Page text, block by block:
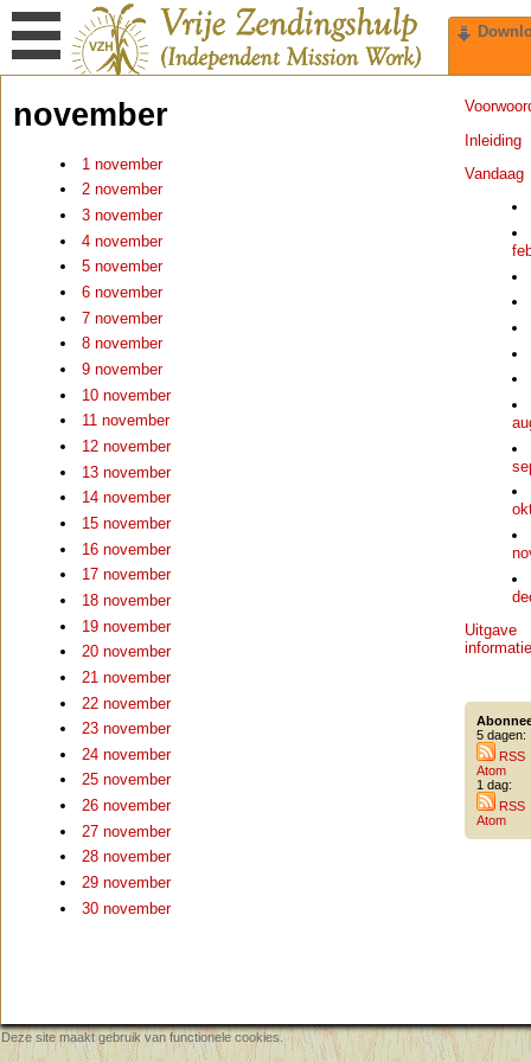
Inleiding
Vandaag
Uitgave
informatie
5 dagen:
RSS
Atom
1 dag:
RSS
Atom
november
1 november
2 november
3 november
4 november
5 november
6 november
7 november
8 november
9 november
10 november
11 november
12 november
13 november
14 november
15 november
16 november
17 november
18 november
19 november
20 november
21 november
22 november
23 november
24 november
25 november
26 november
27 november
28 november
29 november
30 november
Deze site maakt gebruik van functionele cookies.